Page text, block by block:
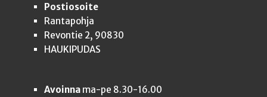
Postiosoite
Rantapohja
Revontie 2, 90830
HAUKIPUDAS
Avoinnama-pe 8.30-16.00